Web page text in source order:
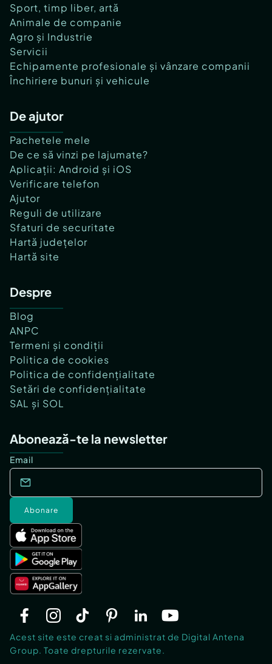
Sport, timp liber, artă
Animale de companie
Agro și Industrie
Servicii
Echipamente profesionale și vânzare companii
Închiriere bunuri și vehicule
De ajutor
Pachetele mele
De ce să vinzi pe lajumate?
Aplicații: Android și iOS
Verificare telefon
Ajutor
Reguli de utilizare
Sfaturi de securitate
Hartă județelor
Hartă site
Despre
Blog
ANPC
Termeni și condiții
Politica de cookies
Politica de confidențialitate
Setări de confidențialitate
SAL și SOL
Abonează-te la newsletter
Email
Abonare
Acest site este creat si administrat de Digital Antena
Group. Toate drepturile rezervate.